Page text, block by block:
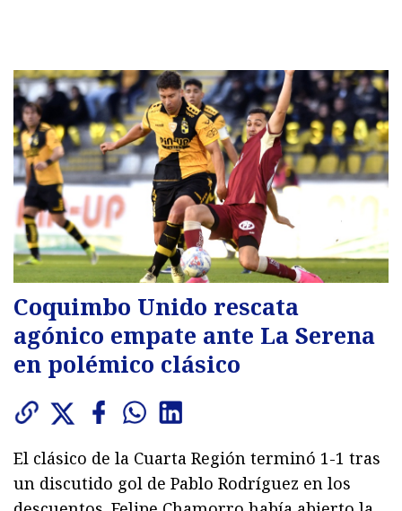
Coquimbo Unido rescata
agónico empate ante La Serena
en polémico clásico
El clásico de la Cuarta Región terminó 1-1 tras
un discutido gol de Pablo Rodríguez en los